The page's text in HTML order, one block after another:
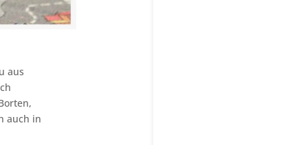
aus
auch in